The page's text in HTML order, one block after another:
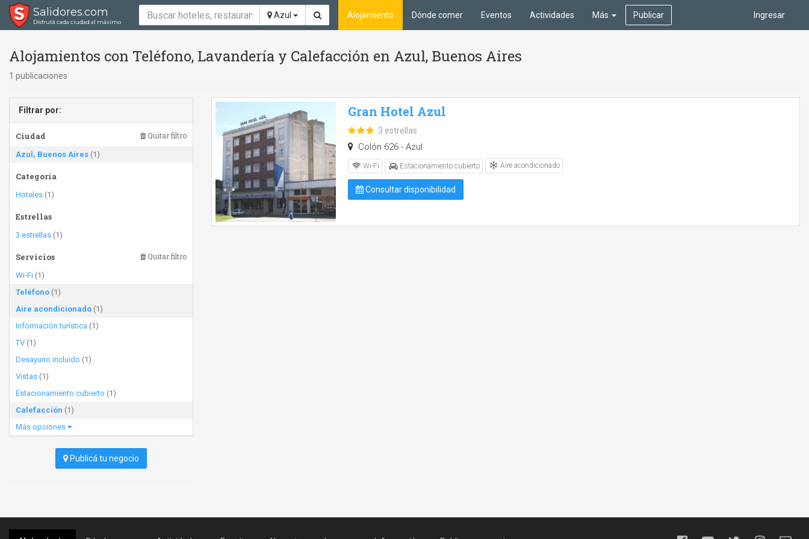
Salidores.com
Disfrutá cada ciudad al máximo
Azul Ingresar
Alojamiento Dónde comer Eventos Actividades Más Publicar
Alojamientos con Teléfono, Lavandería y Calefacción en Azul, Buenos Aires
1 publicaciones
Filtrar por:
Ciudad Quitar filtro
Azul, Buenos Aires (1)
Categoría
Hoteles (1)
Estrellas
3 estrellas (1)
Servicios Quitar filtro
Wi-Fi (1)
Teléfono (1)
Aire acondicionado (1)
Información turística (1)
TV (1)
Desayuno incluido (1)
Vistas (1)
Estacionamiento cubierto (1)
Calefacción (1)
Más opciones
Publicá tu negocio
Gran Hotel Azul
3 estrellas
Colón 626 - Azul
Wi-Fi Estacionamiento cubierto Aire acondicionado
Consultar disponibilidad